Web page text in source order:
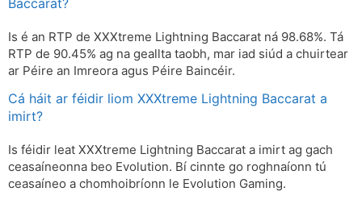
Is é an RTP de XXXtreme Lightning Baccarat ná 98.68%. Tá
RTP de 90.45% ag na geallta taobh, mar iad siúd a chuirtear
ar Péire an Imreora agus Péire Baincéir.
Cá háit ar féidir liom XXXtreme Lightning Baccarat a
imirt?
Is féidir leat XXXtreme Lightning Baccarat a imirt ag gach
ceasaíneonna beo Evolution. Bí cinnte go roghnaíonn tú
ceasaíneo a chomhoibríonn le Evolution Gaming.